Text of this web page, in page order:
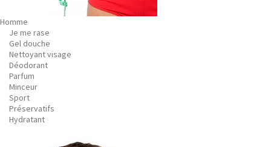
Homme
Je me rase
Gel douche
Nettoyant visage
Déodorant
Parfum
Minceur
Sport
Préservatifs
Hydratant